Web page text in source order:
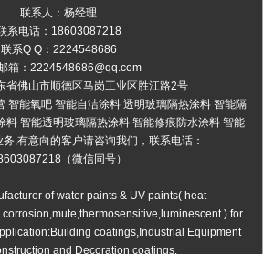
联系人：杨经理
系电话：18603087218
联系Q Q：2224548686
箱：2224548686@qq.com
省佛山市顺德区马岗工业区胜江路2号
智能氧吧 智能自洁涂料 透明玻璃隔热涂料 智能隔
料 智能透明玻璃隔热涂料 智能修痕防水涂料 智能
,有意向的客户请咨询我们，联系电话：
（微信同号）
of water paints & UV paints( heat
) for
coatings,Industrial Equipment
and Decoration coatings.